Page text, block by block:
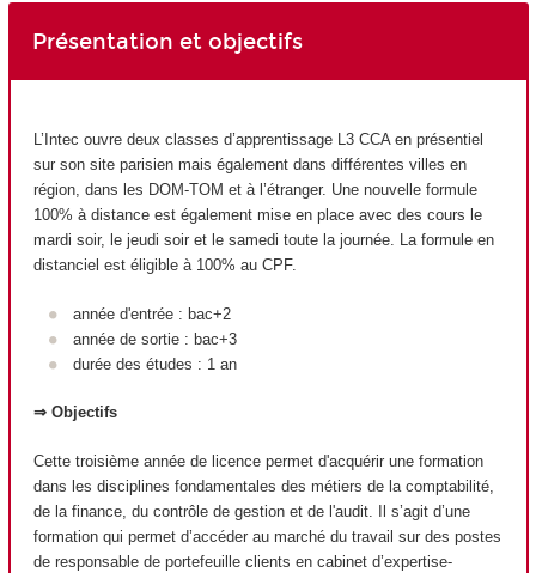
Présentation et objectifs
L’Intec ouvre deux classes d’apprentissage L3 CCA en présentiel
sur son site parisien mais également dans différentes villes en
région, dans les DOM-TOM et à l’étranger. Une nouvelle formule
100% à distance est également mise en place avec des cours le
mardi soir, le jeudi soir et le samedi toute la journée. La formule en
distanciel est éligible à 100% au CPF.
année d'entrée : bac+2
année de sortie : bac+3
durée des études : 1 an
⇒ Objectifs
Cette troisième année de licence permet d'acquérir une formation
dans les disciplines fondamentales des métiers de la comptabilité,
de la finance, du contrôle de gestion et de l'audit. Il s’agit d’une
formation qui permet d’accéder au marché du travail sur des postes
de responsable de portefeuille clients en cabinet d’expertise-